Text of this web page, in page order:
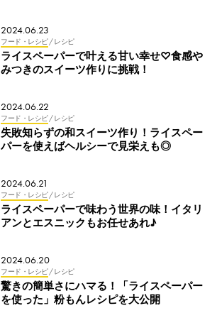
2024.06.23
フード・レシピ/ レシピ
ライスペーパーで叶える甘い幸せ♡食感や
みつきのスイーツ作りに挑戦！
2024.06.22
フード・レシピ/ レシピ
失敗知らずの和スイーツ作り！ライスペー
パーを使えばヘルシーで見栄えも◎
2024.06.21
フード・レシピ/ レシピ
ライスペーパーで味わう世界の味！イタリ
アンとエスニックもお任せあれ♪
2024.06.20
フード・レシピ/ レシピ
驚きの簡単さにハマる！「ライスペーパー
を使った」粉もんレシピを大公開